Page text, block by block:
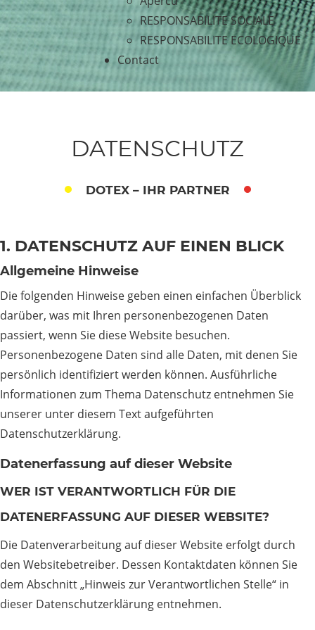
RESPONSABILITE SOCIALE
RESPONSABILITE ECOLOGIQUE
Contact
DATENSCHUTZ
DOTEX – IHR PARTNER
1. DATENSCHUTZ AUF EINEN BLICK
Allgemeine Hinweise
Die folgenden Hinweise geben einen einfachen Überblick
darüber, was mit Ihren personenbezogenen Daten
passiert, wenn Sie diese Website besuchen.
Personenbezogene Daten sind alle Daten, mit denen Sie
persönlich identifiziert werden können. Ausführliche
Informationen zum Thema Datenschutz entnehmen Sie
unserer unter diesem Text aufgeführten
Datenschutzerklärung.
Datenerfassung auf dieser Website
WER IST VERANTWORTLICH FÜR DIE
DATENERFASSUNG AUF DIESER WEBSITE?
Die Datenverarbeitung auf dieser Website erfolgt durch
den Websitebetreiber. Dessen Kontaktdaten können Sie
dem Abschnitt „Hinweis zur Verantwortlichen Stelle“ in
dieser Datenschutzerklärung entnehmen.